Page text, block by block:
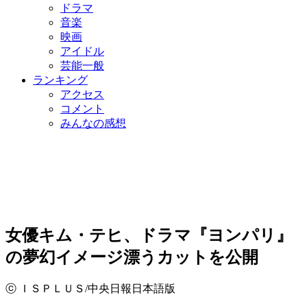
ドラマ
音楽
映画
アイドル
芸能一般
ランキング
アクセス
コメント
みんなの感想
女優キム・テヒ、ドラマ『ヨンパリ』
の夢幻イメージ漂うカットを公開
ⓒ ＩＳＰＬＵＳ/中央日報日本語版